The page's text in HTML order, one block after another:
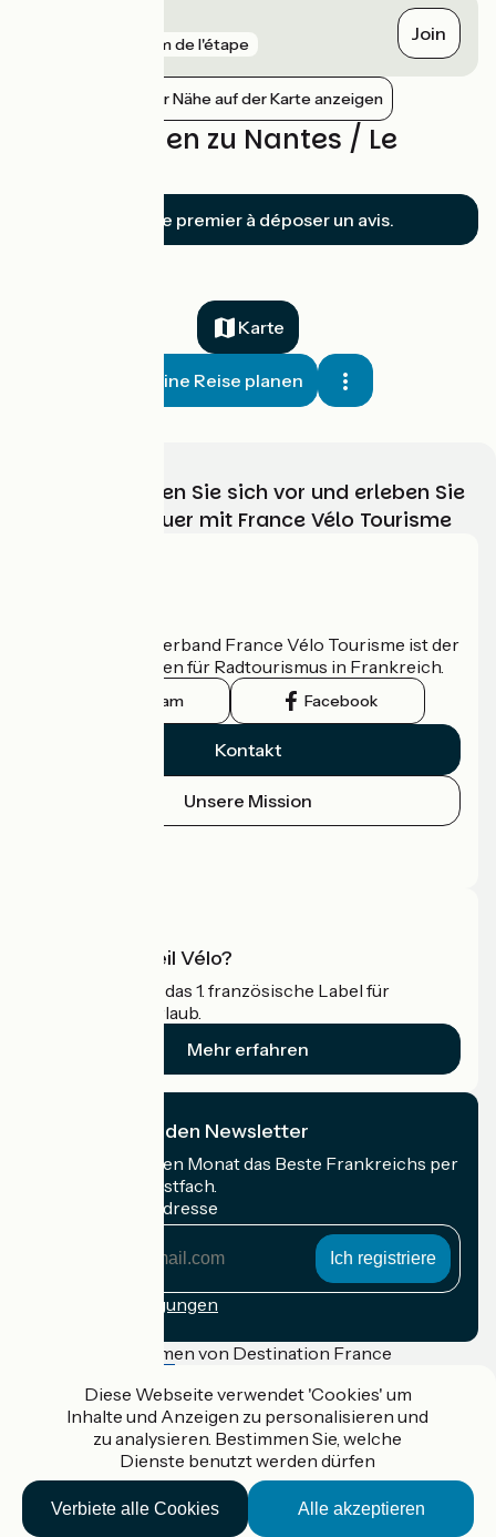
2 km de l'étape Join
Bahnhöfe in der Nähe auf der Karte anzeigen
Bewertungen zu Nantes / Le
Soyez le premier à déposer un avis.
Karte
Meine Reise planen
Wählen, bereiten Sie sich vor und erleben Sie
Ihr Radabenteuer mit France Vélo Tourisme
Der nationale Verband France Vélo Tourisme ist der
offizielle Leitfaden für Radtourismus in Frankreich.
Instagram Facebook
Kontakt
Unsere Mission
Was ist Accueil Vélo?
Accueil Vélo ist das 1. französische Label für
Radfahrer im Urlaub.
Mehr erfahren
Ich abonniere den Newsletter
Erhalten Sie jeden Monat das Beste Frankreichs per
Rad in Ihrem Postfach.
Meine E-Mail-Adresse
Anmeldebedingungen
Gefördert im Rahmen von Destination France
Accueil Vélo Pro
Kontakt
Rechtliche Informationen
Kontakt
Diese Webseite verwendet 'Cookies' um
Inhalte und Anzeigen zu personalisieren und
zu analysieren. Bestimmen Sie, welche
Dienste benutzt werden dürfen
Alle akzeptieren
Verbiete alle Cookies